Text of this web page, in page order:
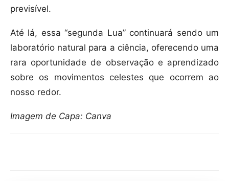
previsível.
Até lá, essa “segunda Lua” continuará sendo um
laboratório natural para a ciência, oferecendo uma
rara oportunidade de observação e aprendizado
sobre os movimentos celestes que ocorrem ao
nosso redor.
Imagem de Capa: Canva